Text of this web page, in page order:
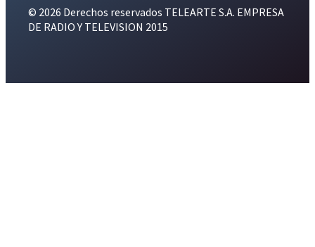
© 2026 Derechos reservados TELEARTE S.A. EMPRESA
DE RADIO Y TELEVISION 2015